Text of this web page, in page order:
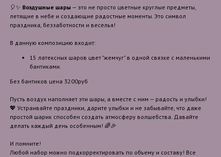
🎈✨ Воздушные шары — это не просто цветные круглые предметы,
летящие в небе и создающие радостные моменты. Это символ
праздника, беззаботности и веселья!
В данную композицию входит:
15 латексных шаров цвет "жемчуг" в одной связке с маленькими
бантиками.
Без бантиков цена 3200руб
Пусть воздух наполняет эти шары, а вместе с ним — радость и улыбки!
💖 Устраивайте праздники, дарите улыбки и не забывайте, что даже
простой шарик способен создать атмосферу волшебства. Давайте
делать каждый день особенным! 🌈🎉
И помните!
Любой набор можно подкорректировать по объему и составу! Все